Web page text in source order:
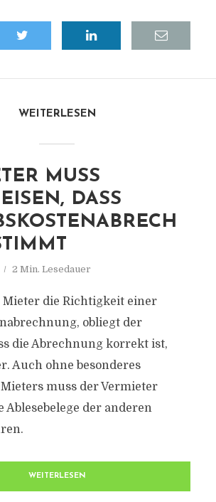
WEITERLESEN
MUSS
DASS
2 Min. Lesedauer
Mieter die Richtigkeit einer
obliegt der
die Abrechnung korrekt ist,
Auch ohne besonderes
muss der Vermieter
Ablesebelege der anderen
WEITERLESEN